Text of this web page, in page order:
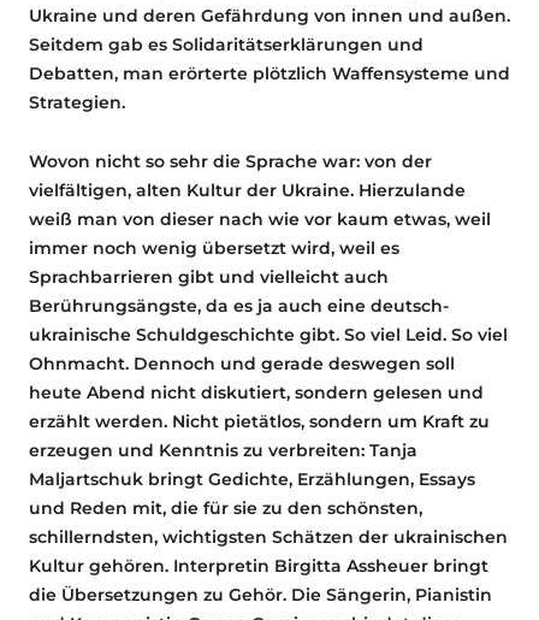
Ukraine und deren Gefährdung von innen und außen.
Seitdem gab es Solidaritätserklärungen und
Debatten, man erörterte plötzlich Waffensysteme und
Strategien.
Wovon nicht so sehr die Sprache war: von der
vielfältigen, alten Kultur der Ukraine. Hierzulande
weiß man von dieser nach wie vor kaum etwas, weil
immer noch wenig übersetzt wird, weil es
Sprachbarrieren gibt und vielleicht auch
Berührungsängste, da es ja auch eine deutsch-
ukrainische Schuldgeschichte gibt. So viel Leid. So viel
Ohnmacht. Dennoch und gerade deswegen soll
heute Abend nicht diskutiert, sondern gelesen und
erzählt werden. Nicht pietätlos, sondern um Kraft zu
erzeugen und Kenntnis zu verbreiten: Tanja
Maljartschuk bringt Gedichte, Erzählungen, Essays
und Reden mit, die für sie zu den schönsten,
schillerndsten, wichtigsten Schätzen der ukrainischen
Kultur gehören. Interpretin Birgitta Assheuer bringt
die Übersetzungen zu Gehör. Die Sängerin, Pianistin